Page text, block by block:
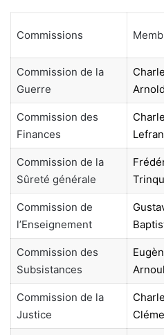
Commissions
Commission de la
Guerre
Arnold
Commission des
Finances
Commission de la
Sûreté générale
Commission de
l’Enseignement
Commission des
Subsistances
Commission de la
Justice